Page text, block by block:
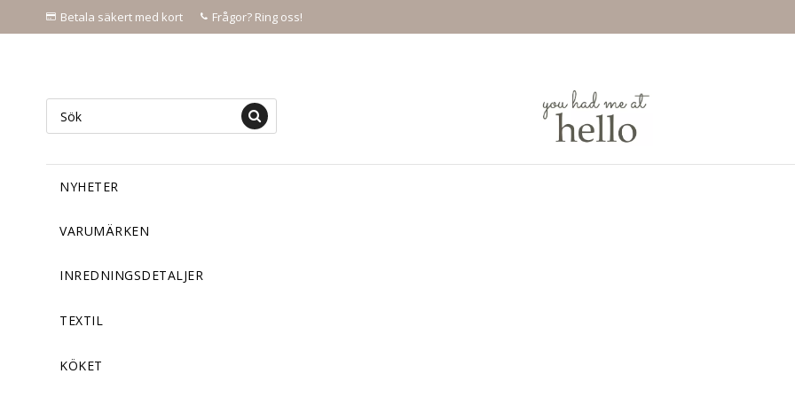
Betala säkert med kort Frågor? Ring oss!
NYHETER
VARUMÄRKEN
INREDNINGSDETALJER
TEXTIL
KÖKET